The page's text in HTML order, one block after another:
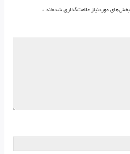
بخش‌های موردنیاز علامت‌گذاری شده‌اند *